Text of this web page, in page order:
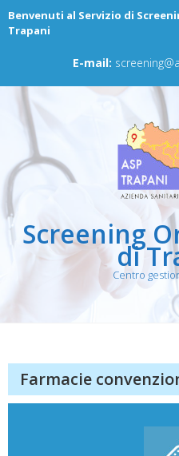
Skip
to
Benvenuti al Servizio di
Trapani
E-mail:
Screening
di
Centro
Farmacie